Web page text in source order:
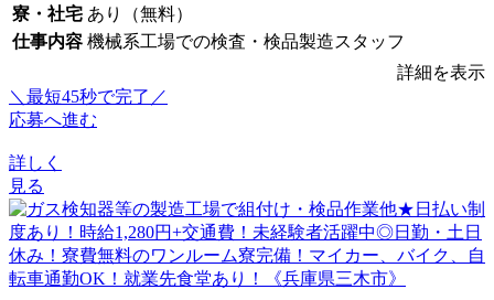
寮・社宅 あり（無料）
仕事内容 機械系工場での検査・検品製造スタッフ
詳細を表示
＼最短45秒で完了／
応募へ進む
詳しく
見る